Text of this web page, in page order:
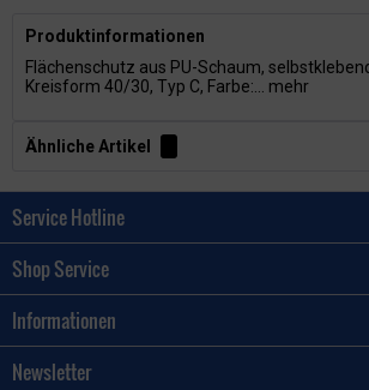
Produktinformationen
Flächenschutz aus PU-Schaum,
Kreisform 40/30, Typ C, Farbe:...
mehr
Ähnliche Artikel
Service Hotline
Shop Service
Informationen
Newsletter